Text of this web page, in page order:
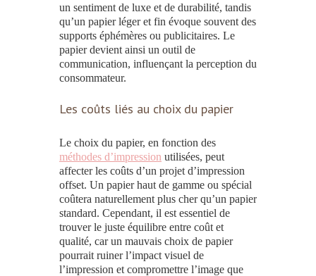
un sentiment de luxe et de durabilité, tandis
qu’un papierléger et fin évoque souvent des
supports éphémères ou publicitaires. Le
papierdevient ainsi un outil de
communication, influençant la perception du
consommateur.
Les coûts liés au choix du papier
Le choix du papier, en fonction des
méthodes d’impression utilisées, peut
affecter les coûts d’un projet d’impression
offset. Un papierhaut de gamme ou spécial
coûtera naturellement plus cher qu’un papier
standard. Cependant, il est essentiel de
trouver le juste équilibre entre coût et
qualité, car un mauvais choix de papier
pourrait ruiner l’impact visuel de
l’impression et compromettre l’image que